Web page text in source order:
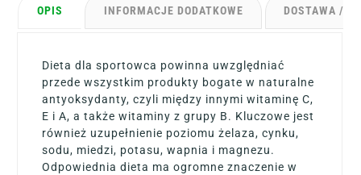
OPIS INFORMACJE DODATKOWE DOSTAWA /
Dieta dla sportowca powinna uwzględniać
przede wszystkim produkty bogate w naturalne
antyoksydanty, czyli między innymi witaminę C,
E i A, a także witaminy z grupy B. Kluczowe jest
również uzupełnienie poziomu żelaza, cynku,
sodu, miedzi, potasu, wapnia i magnezu.
Odpowiednia dieta ma ogromne znaczenie w